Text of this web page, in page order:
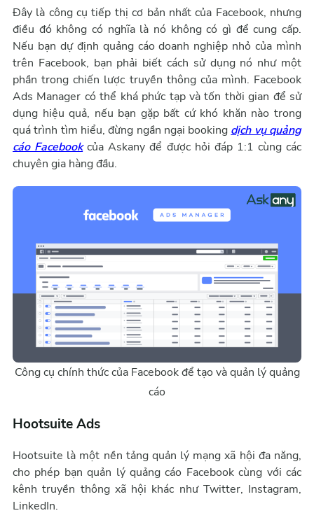
Đây là công cụ tiếp thị cơ bản nhất của Facebook, nhưng
điều đó không có nghĩa là nó không có gì để cung cấp.
Nếu bạn dự định quảng cáo doanh nghiệp nhỏ của mình
trên Facebook, bạn phải biết cách sử dụng nó như một
phần trong chiến lược truyền thông của mình. Facebook
Ads Manager có thể khá phức tạp và tốn thời gian để sử
dụng hiệu quả, nếu bạn gặp bất cứ khó khăn nào trong
quá trình tìm hiểu, đừng ngần ngại booking dịch vụ quảng
cáo Facebookcủa Askany để được hỏi đáp 1:1 cùng các
chuyên gia hàng đầu.
Công cụ chính thức của Facebook để tạo và quản lý quảng
cáo
Hootsuite Ads
Hootsuite là một nền tảng quản lý mạng xã hội đa năng,
cho phép bạn quản lý quảng cáo Facebook cùng với các
kênh truyền thông xã hội khác như Twitter, Instagram,
LinkedIn.